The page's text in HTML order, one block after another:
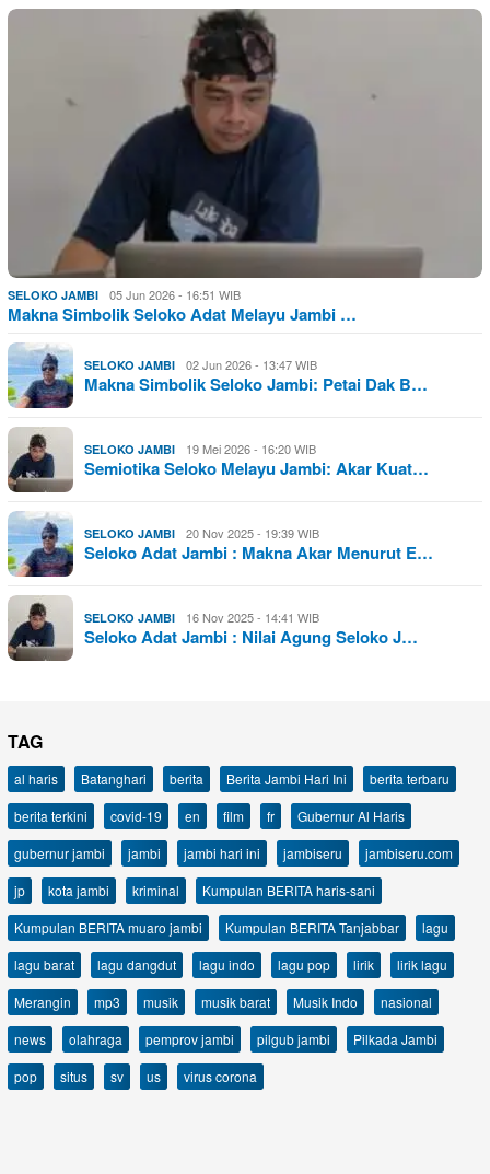
SELOKO JAMBI 05 Jun 2026 - 16:51 WIB
Makna Simbolik Seloko Adat Melayu Jambi …
SELOKO JAMBI 02 Jun 2026 - 13:47 WIB
Makna Simbolik Seloko Jambi: Petai Dak B…
SELOKO JAMBI 19 Mei 2026 - 16:20 WIB
Semiotika Seloko Melayu Jambi: Akar Kuat…
SELOKO JAMBI 20 Nov 2025 - 19:39 WIB
Seloko Adat Jambi : Makna Akar Menurut E…
SELOKO JAMBI 16 Nov 2025 - 14:41 WIB
Seloko Adat Jambi : Nilai Agung Seloko J…
TAG
al haris Batanghari berita Berita Jambi Hari Ini
berita terbaru
berita terkini
covid-19 en film fr
Gubernur Al Haris
gubernur jambi
jambi jambi hari ini jambiseru
jambiseru.com
jp
kota jambi kriminal
Kumpulan BERITA haris-sani
Kumpulan BERITA muaro jambi
Kumpulan BERITA Tanjabbar
lagu
lagu barat
lagu dangdut lagu indo lagu pop lirik
lirik lagu
Merangin
mp3 musik musik barat Musik Indo
nasional
news
olahraga pemprov jambi pilgub jambi
Pilkada Jambi
pop
situs sv us virus corona